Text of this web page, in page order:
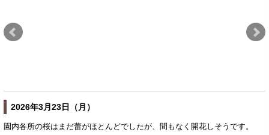
2026年3月23日（月）
園内各所の桜はまだ蕾がほとんどでしたが、間もなく開花しそうです。